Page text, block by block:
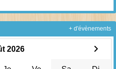
2026
+ d'évènements